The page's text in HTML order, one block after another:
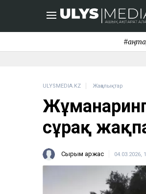
ULYSMEDIA.KZ Жаңалықтар
сұрақ
Сырым Қаржас 04.03.2026,